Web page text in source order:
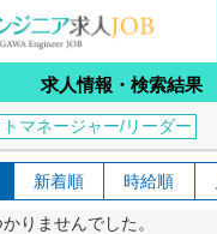
求人情報・検索結果
マネージャー/リーダー
新着順 時給順
りませんでした。